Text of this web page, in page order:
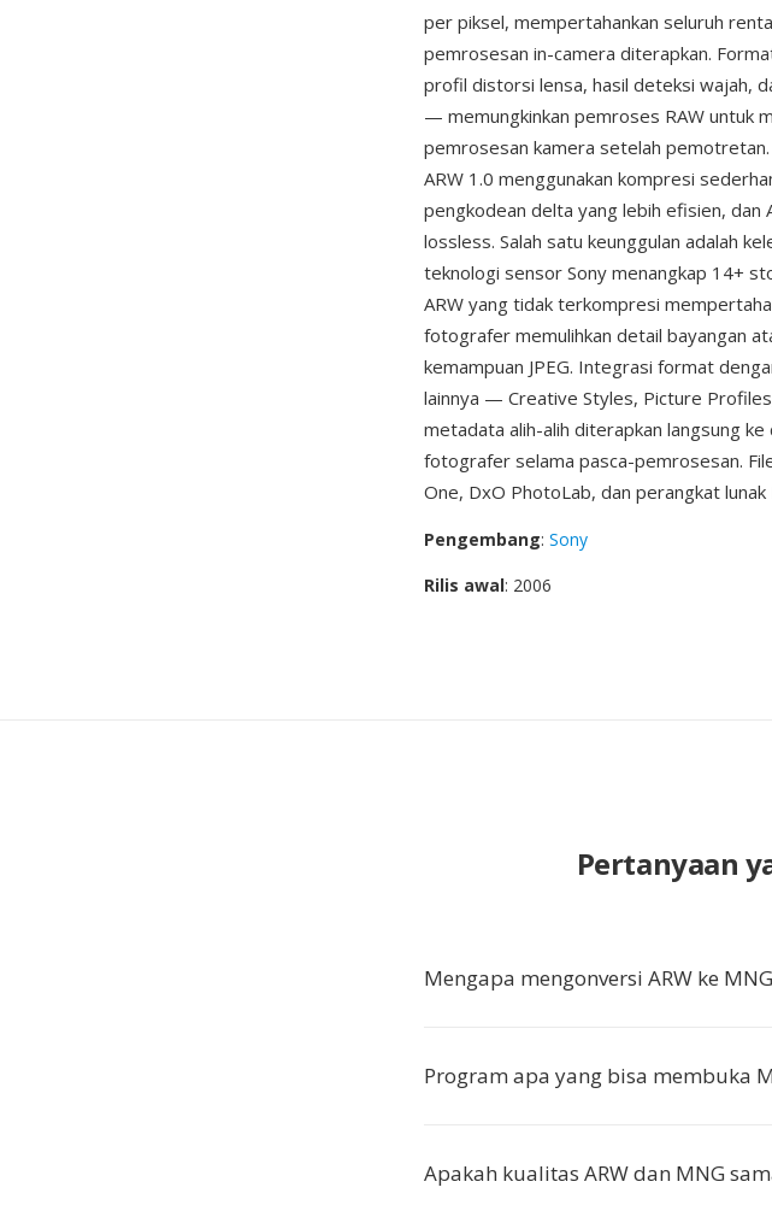
per piksel, mempertahankan seluruh
pemrosesan in-camera diterapkan.
profil distorsi lensa, hasil deteksi wajah,
— memungkinkan pemroses RAW untuk
pemrosesan kamera setelah
ARW 1.0 menggunakan kompresi
pengkodean delta yang lebih efisien, dan
lossless. Salah satu keunggulan adalah
teknologi sensor Sony menangkap 14+
ARW yang tidak terkompresi
fotografer memulihkan detail bayangan
kemampuan JPEG. Integrasi format
lainnya — Creative Styles, Picture
metadata alih-alih diterapkan langsung
fotografer selama pasca-pemrosesan.
One, DxO PhotoLab, dan perangkat lunak
Pengembang: Sony
Rilis awal: 2006
Pertanyaan
Mengapa mengonversi ARW ke
Program apa yang bisa membuka
Apakah kualitas ARW dan MNG